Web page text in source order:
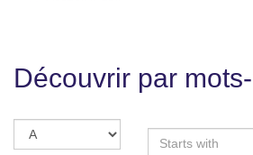
Découvrir par